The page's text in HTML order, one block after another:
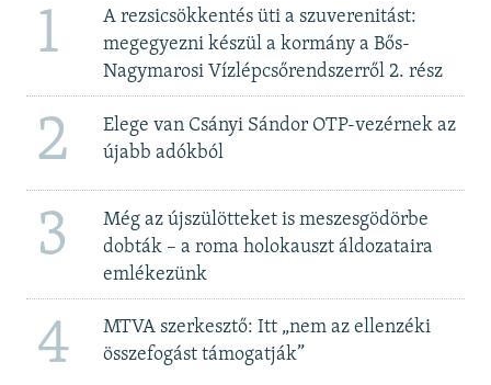
1
A rezsicsökkentés üti a szuverenitást:
megegyezni készül a kormány a Bős-
Nagymarosi Vízlépcsőrendszerről 2. rész
2
Elege van Csányi Sándor OTP-vezérnek az
újabb adókból
3
Még az újszülötteket is meszesgödörbe
dobták – a roma holokauszt áldozataira
emlékezünk
4
MTVA szerkesztő: Itt „nem az ellenzéki
összefogást támogatják”